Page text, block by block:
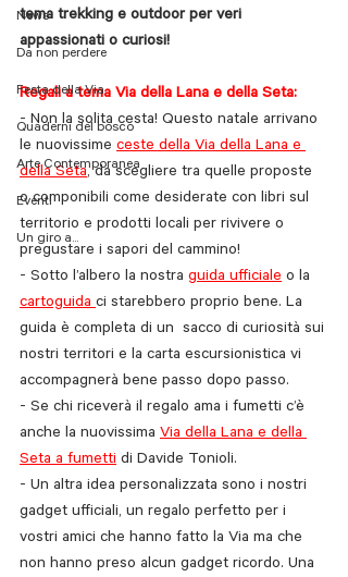
News
Da non perdere
Festa della Via
Quaderni del bosco
Arte Contemporanea
Eventi
Un giro a...
tema trekking e outdoor per veri
appassionati o curiosi!
Regali a tema Via della Lana e della Seta:
- Non la solita cesta! Questo natale arrivano
le nuovissime ceste della Via della Lana e
della Seta, da scegliere tra quelle proposte
o componibili come desiderate con libri sul
territorio e prodotti locali per rivivere o
pregustare i sapori del cammino!
- Sotto l’albero la nostra guida ufficiale o la
cartoguida ci starebbero proprio bene. La
guida è completa di un  sacco di curiosità sui
nostri territori e la carta escursionistica vi
accompagnerà bene passo dopo passo.
- Se chi riceverà il regalo ama i fumetti c’è
anche la nuovissima Via della Lana e della
Seta a fumetti di Davide Tonioli.
- Un altra idea personalizzata sono i nostri
gadget ufficiali, un regalo perfetto per i
vostri amici che hanno fatto la Via ma che
non hanno preso alcun gadget ricordo. Una